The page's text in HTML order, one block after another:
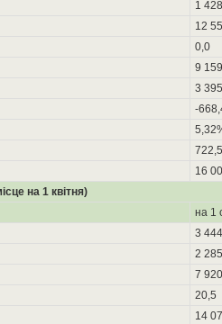
1
12
0,0
9
3
-
722,5
16
на 1 квітня)
на 1
3
2
7
20,5
14